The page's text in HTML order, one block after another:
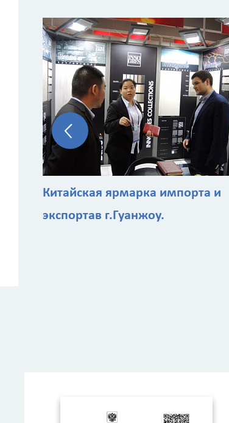
Китайская ярмарка импорта и
экспортав г.Гуанжоу.